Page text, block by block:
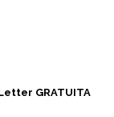
GRATUITA